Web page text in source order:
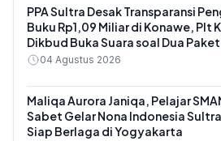
PPA Sultra Desak Transparansi
Buku Rp1,09 Miliar di Konawe, Plt
Dikbud Buka Suara soal Dua
04 Agustus 2026
Maliqa Aurora Janiqa, Pelajar
Sabet Gelar Nona Indonesia
Siap Berlaga di Yogyakarta